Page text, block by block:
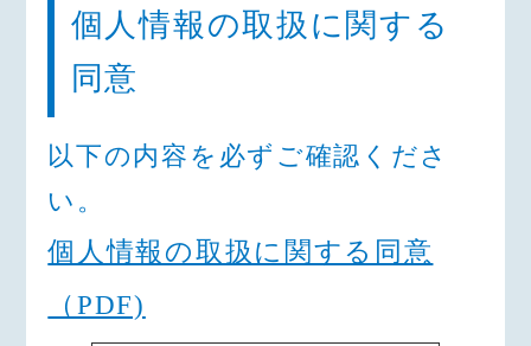
個人情報の取扱に関する
同意
以下の内容を 必ずご確認 くださ
い。
個人情報の取扱に関する同意
（PDF)